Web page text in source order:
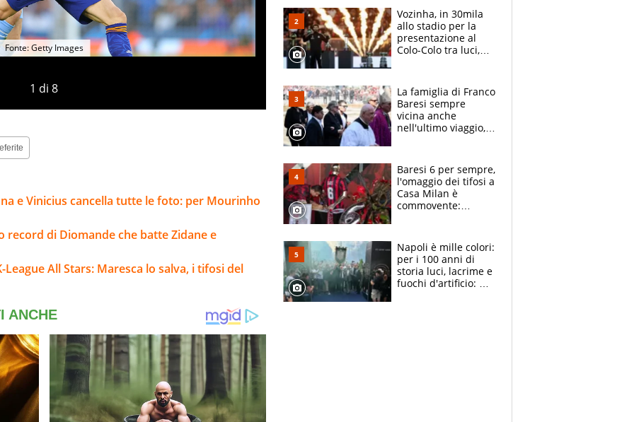
1 di 8
Fonte: Getty Images
e Vinicius cancella tutte le foto: per Mourinho
record di Diomande che batte Zidane e
All Stars: Maresca lo salva, i tifosi del
Vozinha, in 30mila
allo stadio per la
presentazione al
Colo-Colo tra luci,
La famiglia di Franco
Baresi sempre
vicina anche
nell'ultimo viaggio,
circondati
dall'affetto dei tifosi
Baresi 6 per sempre,
l'omaggio dei tifosi a
Casa Milan è
commovente:
bigliettini
Napoli è mille colori:
per i 100 anni di
storia luci, lacrime e
fuochi d'artificio: De